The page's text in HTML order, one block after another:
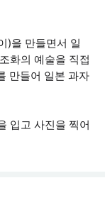
)을 만들면서 일
화의 예술을 직접
만들어 일본 과자
입고 사진을 찍어